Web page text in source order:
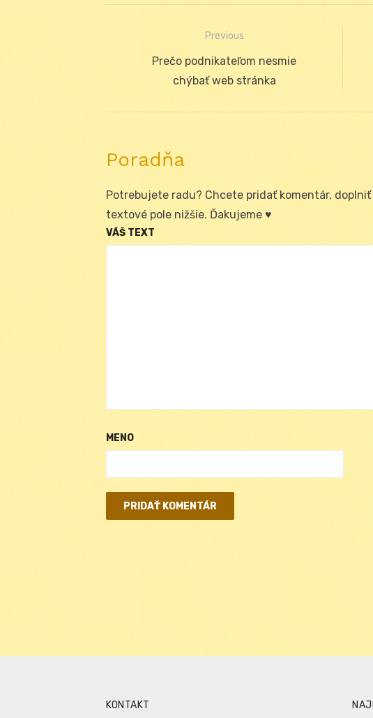
Navigácia
Previous
Previous
Prečo podnikateľom nesmie
chýbať web stránka
Poradňa
Potrebujete radu? Chcete pridať komentár,
textové pole nižšie. Ďakujeme ♥
VÁŠ TEXT
MENO
KONTAKT